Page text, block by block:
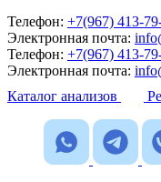
Телефон: +7(967) 413-
Электронная почта:
Телефон: +7(967) 413-
Электронная почта:
Каталог анализов